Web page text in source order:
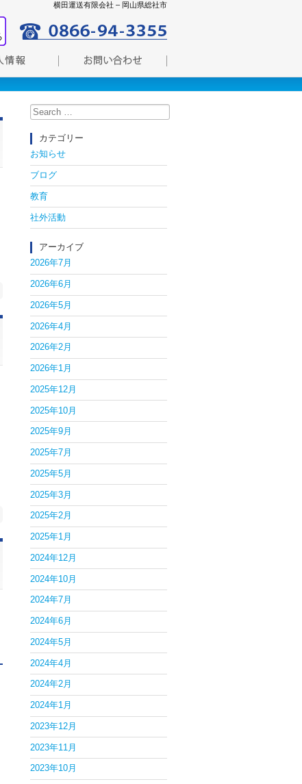
横田運送有限会社 – 岡山県総社市
Search
for:
カテゴリー
お知らせ
ブログ
教育
社外活動
アーカイブ
2026年7月
2026年6月
2026年5月
2026年4月
2026年2月
2026年1月
2025年12月
2025年10月
2025年9月
2025年7月
2025年5月
2025年3月
2025年2月
2025年1月
2024年12月
2024年10月
2024年7月
2024年6月
2024年5月
2024年4月
2024年2月
2024年1月
2023年12月
2023年11月
2023年10月